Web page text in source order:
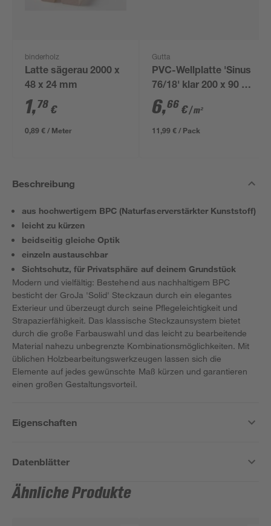
binderholz
Latte sägerau 2000 x
48 x 24 mm
1,78 €
0,89 € / Meter
Gutta
PVC-Wellplatte 'Sinus
76/18' klar 200 x 90 x
0,07 cm
6,66 €/ m²
11,99 € / Pack
Beschreibung
aus hochwertigem BPC (Naturfaserverstärkter Kunststoff)
leicht zu kürzen
beidseitig gleiche Optik
einzeln austauschbar
Sichtschutz, für Privatsphäre auf deinem Grundstück
Modern und vielfältig: Bestehend aus nachhaltigem BPC
besticht der GroJa 'Solid' Steckzaun durch ein elegantes
Exterieur und überzeugt durch seine Pflegeleichtigkeit und
Strapazierfähigkeit. Das klassische Steckzaunsystem bietet
durch die große Farbauswahl und das leicht zu bearbeitende
Material nahezu unbegrenzte Kombinationsmöglichkeiten. Mit
üblichen Holzbearbeitungswerkzeugen lassen sich die
Elemente auf jedes gewünschte Maß kürzen und garantieren
einen großen Gestaltungsvorteil.
Eigenschaften
Datenblätter
Ähnliche Produkte